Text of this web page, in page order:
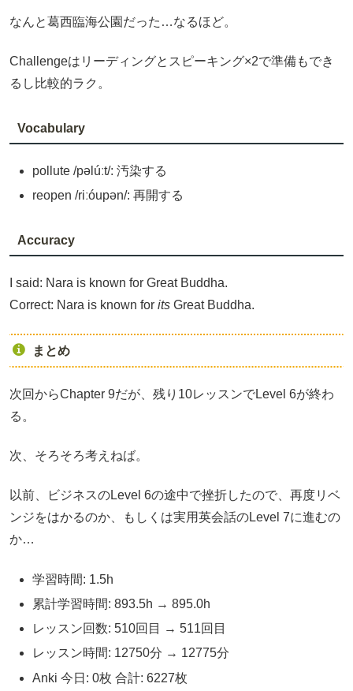
なんと葛西臨海公園だった…なるほど。
Challengeはリーディングとスピーキング×2で準備もでき
るし比較的ラク。
Vocabulary
pollute /pəlúːt/: 汚染する
reopen /riːóupən/: 再開する
Accuracy
I said: Nara is known for Great Buddha.
Correct: Nara is known for its Great Buddha.
まとめ
次回からChapter 9だが、残り10レッスンでLevel 6が終わ
る。
次、そろそろ考えねば。
以前、ビジネスのLevel 6の途中で挫折したので、再度リベ
ンジをはかるのか、もしくは実用英会話のLevel 7に進むの
か…
学習時間: 1.5h
累計学習時間: 893.5h → 895.0h
レッスン回数: 510回目 → 511回目
レッスン時間: 12750分 → 12775分
Anki 今日: 0枚 合計: 6227枚